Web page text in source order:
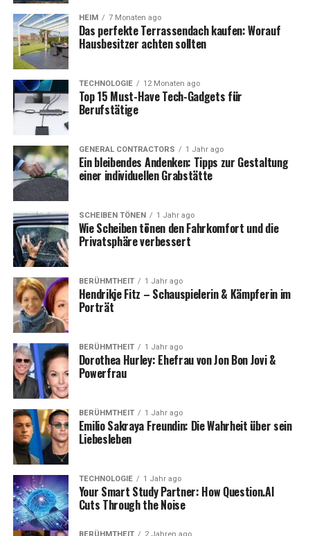
HEIM 7 Monaten ago
Das perfekte Terrassendach kaufen: Worauf
Hausbesitzer achten sollten
TECHNOLOGIE 12 Monaten ago
Top 15 Must-Have Tech-Gadgets für
Berufstätige
GENERAL CONTRACTORS 1 Jahr ago
Ein bleibendes Andenken: Tipps zur Gestaltung
einer individuellen Grabstätte
SCHEIBEN TÖNEN 1 Jahr ago
Wie Scheiben tönen den Fahrkomfort und die
Privatsphäre verbessert
BERÜHMTHEIT 1 Jahr ago
Hendrikje Fitz – Schauspielerin & Kämpferin im
Porträt
BERÜHMTHEIT 1 Jahr ago
Dorothea Hurley: Ehefrau von Jon Bon Jovi &
Powerfrau
BERÜHMTHEIT 1 Jahr ago
Emilio Sakraya Freundin: Die Wahrheit über sein
Liebesleben
TECHNOLOGIE 1 Jahr ago
Your Smart Study Partner: How Question.AI
Cuts Through the Noise